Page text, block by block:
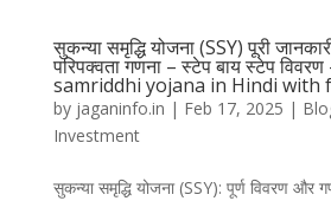
सुकन्या समृद्धि योजना (SSY) पूरी
परिपक्वता गणना – स्टेप बाय स्टेप
samriddhi yojana in Hindi with
by jaganinfo.in | Feb 17, 2025 |
Investment
सुकन्या समृद्धि योजना (SSY): पूर्ण विवरण और